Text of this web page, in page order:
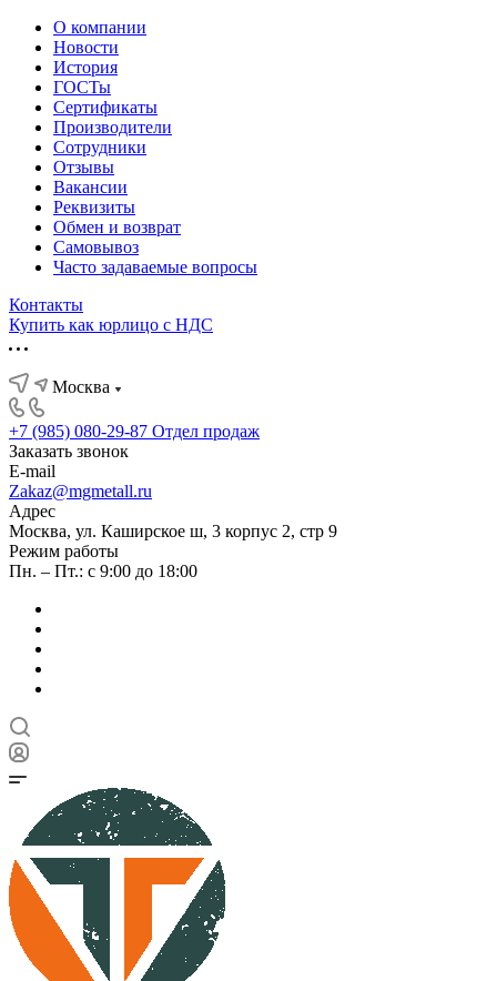
О компании
Новости
История
ГОСТы
Сертификаты
Производители
Сотрудники
Отзывы
Вакансии
Реквизиты
Обмен и возврат
Самовывоз
Часто задаваемые вопросы
Контакты
Купить как юрлицо с НДС
Москва
+7 (985) 080-29-87 Отдел продаж
Заказать звонок
E-mail
Zakaz@mgmetall.ru
Адрес
Москва, ул. Каширское ш, 3 корпус 2, стр 9
Режим работы
Пн. – Пт.: с 9:00 до 18:00